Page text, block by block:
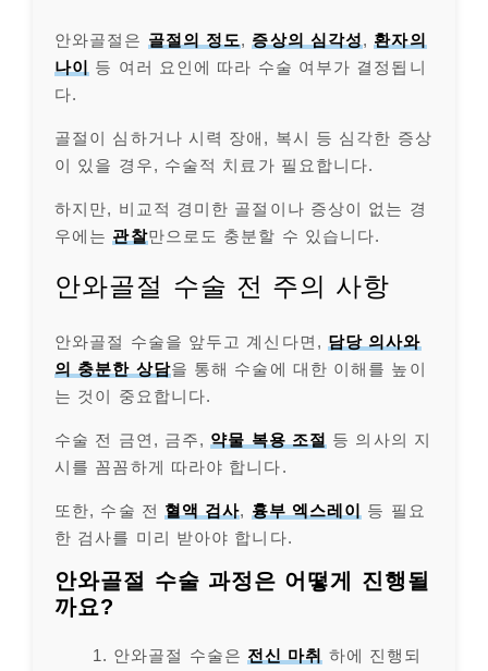
안와골절은 골절의 정도, 증상의 심각성, 환자의
나이 등 여러 요인에 따라 수술 여부가 결정됩니
다.
골절이 심하거나 시력 장애, 복시 등 심각한 증상
이 있을 경우, 수술적 치료가 필요합니다.
하지만, 비교적 경미한 골절이나 증상이 없는 경
우에는 관찰만으로도 충분할 수 있습니다.
안와골절 수술 전 주의 사항
안와골절 수술을 앞두고 계신다면, 담당 의사와
의 충분한 상담을 통해 수술에 대한 이해를 높이
는 것이 중요합니다.
수술 전 금연, 금주, 약물 복용 조절 등 의사의 지
시를 꼼꼼하게 따라야 합니다.
또한, 수술 전 혈액 검사, 흉부 엑스레이 등 필요
한 검사를 미리 받아야 합니다.
안와골절 수술 과정은 어떻게 진행될
까요?
안와골절 수술은 전신 마취 하에 진행되